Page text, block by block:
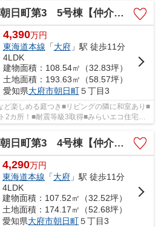
町第3 5号棟【仲介手数料0円】
4,390万円
東海道本線 「大府」駅 徒歩11分
4LDK
建物面積：108.54㎡（32.83坪）
土地面積：193.63㎡（58.57坪）
愛知県大府市朝日町５丁目3
ど楽しめる庭つき■リビングの隣に和室あり■
2カ所！■耐震等級3取得■みらいエコ住宅対
町第3 4号棟【仲介手数料0円】
4,290万円
東海道本線 「大府 」駅 徒歩11分
4LDK
建物面積：107.52㎡（32.52坪）
土地面積：174.17㎡（52.68坪）
愛知県大府市朝日町５丁目3